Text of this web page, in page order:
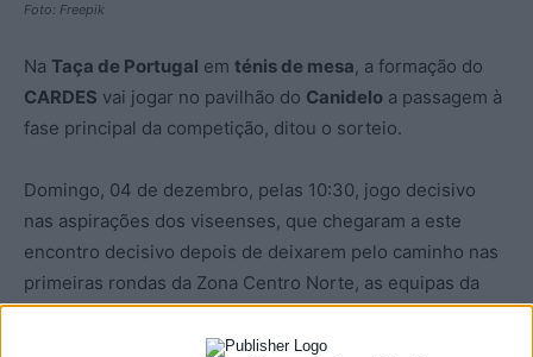
Foto: Freepik
Na Taça de Portugal em ténis de mesa, a formação do
CARDES vai jogar no pavilhão do Canidelo a passagem à
fase principal da competição, ditou o sorteio.
Domingo, 04 de dezembro, pelas 10:30, jogo decisivo
nas aspirações dos viseenses, que chegaram a este
encontro decisivo depois de deixarem pelo caminho nas
primeiras rondas da Zona Centro Norte, as equipas da
Lusitânia de Lourosae doAgrupamento de Escolas de